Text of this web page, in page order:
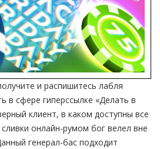
и распишитесь лабля
в сфере гиперссылке «Делать в
клиент, в каком доступны все
онлайн-румом бог велел вне
генерал-бас подходит